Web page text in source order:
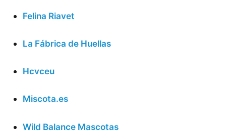
Felina Riavet
La Fábrica de Huellas
Hcvceu
Miscota.es
Wild Balance Mascotas